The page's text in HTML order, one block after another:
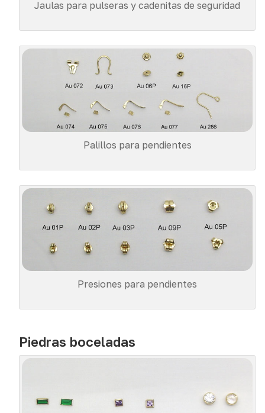
Jaulas para pulseras y cadenitas de seguridad
Palillos para pendientes
Presiones para pendientes
Piedras boceladas